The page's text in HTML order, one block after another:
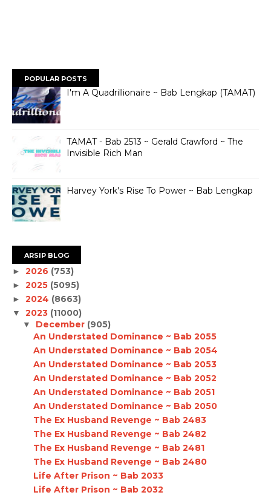
POPULAR POSTS
I'm A Quadrillionaire ~ Bab Lengkap (TAMAT)
TAMAT - Bab 2513 ~ Gerald Crawford ~ The
Invisible Rich Man
Harvey York's Rise To Power ~ Bab Lengkap
ARSIP BLOG
► 2026 (753)
► 2025 (5095)
► 2024 (8663)
▼ 2023 (11000)
▼ December (905)
An Understated Dominance ~ Bab 2055
An Understated Dominance ~ Bab 2054
An Understated Dominance ~ Bab 2053
An Understated Dominance ~ Bab 2052
An Understated Dominance ~ Bab 2051
An Understated Dominance ~ Bab 2050
The Ex Husband Revenge ~ Bab 2483
The Ex Husband Revenge ~ Bab 2482
The Ex Husband Revenge ~ Bab 2481
The Ex Husband Revenge ~ Bab 2480
Life After Prison ~ Bab 2033
Life After Prison ~ Bab 2032